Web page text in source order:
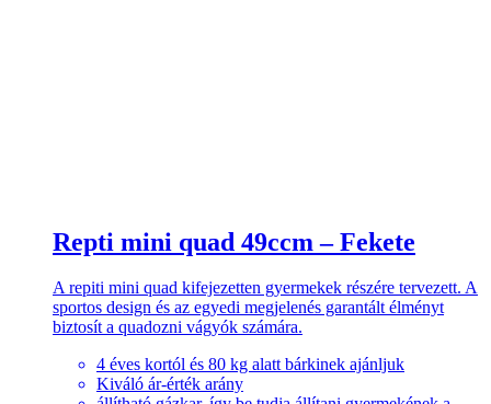
Repti mini quad 49ccm – Fekete
A repiti mini quad kifejezetten gyermekek részére tervezett. A
sportos design és az egyedi megjelenés garantált élményt
biztosít a quadozni vágyók számára.
4 éves kortól és 80 kg alatt bárkinek ajánljuk
Kiváló ár-érték arány